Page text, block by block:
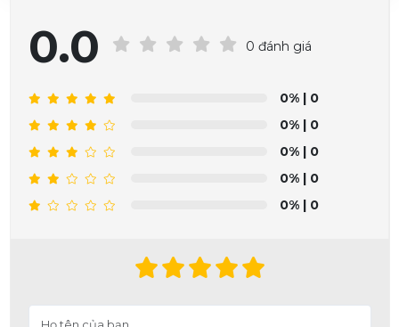
0.0 0 đánh giá
0% | 0
0% | 0
0% | 0
0% | 0
0% | 0